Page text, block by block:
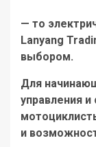
— то
Lanyang
выбором.
Для
управления
и